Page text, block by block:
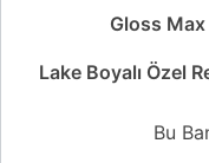
Gloss
Lake Boyalı Özel
Bu